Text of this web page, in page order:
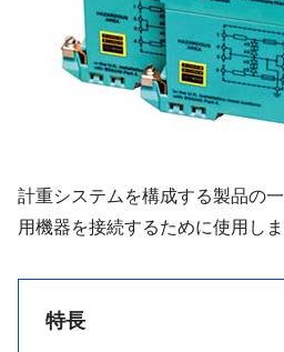
計重システムを構成する製品の
用機器を接続するために使用しま
特長